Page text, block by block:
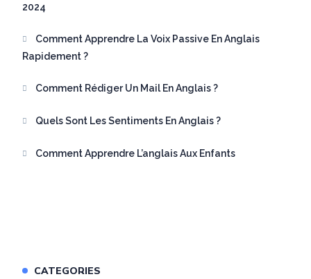
2024
Comment Apprendre La Voix Passive En Anglais
Rapidement ?
Comment Rédiger Un Mail En Anglais ?
Quels Sont Les Sentiments En Anglais ?
Comment Apprendre L’anglais Aux Enfants
CATEGORIES